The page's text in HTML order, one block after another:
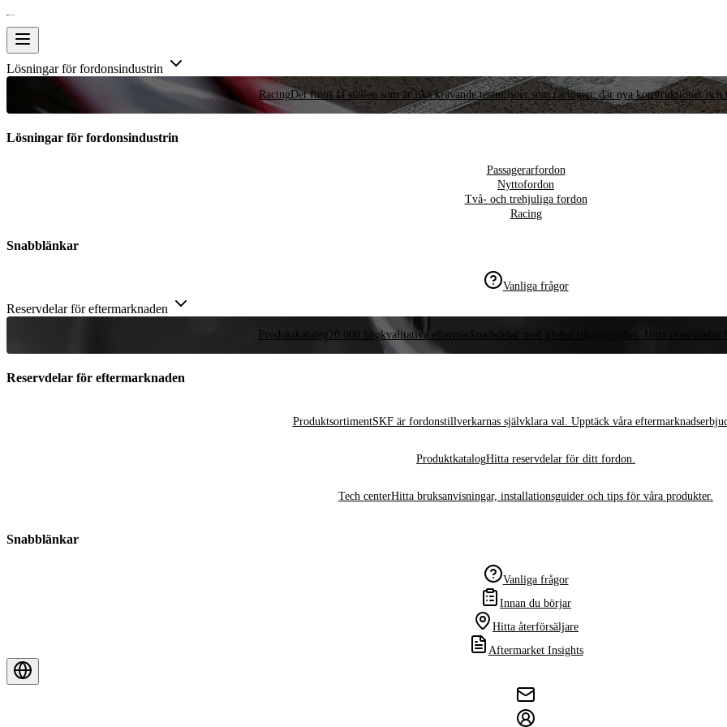
Lösningar för fordonsindustrin
RacingDet finns få ställen som är lika krävande testmiljöer som racingen, där nya konstruktioner och
Lösningar för fordonsindustrin
Passagerarfordon
Nyttofordon
Två- och trehjuliga fordon
Racing
Snabblänkar
Vanliga frågor
Reservdelar för eftermarknaden
Produktkatalog20 000 högkvalitativa eftermarknadsdelar med global tillgänglighet. Hitta reservdelar
Reservdelar för eftermarknaden
ProduktsortimentSKF är fordonstillverkarnas självklara val. Upptäck våra
ProduktkatalogHitta reservdelar för ditt fordon.
Tech centerHitta bruksanvisningar, installationsguider och tips för våra produkter.
Snabblänkar
Vanliga frågor
Innan du börjar
Hitta återförsäljare
Aftermarket Insights